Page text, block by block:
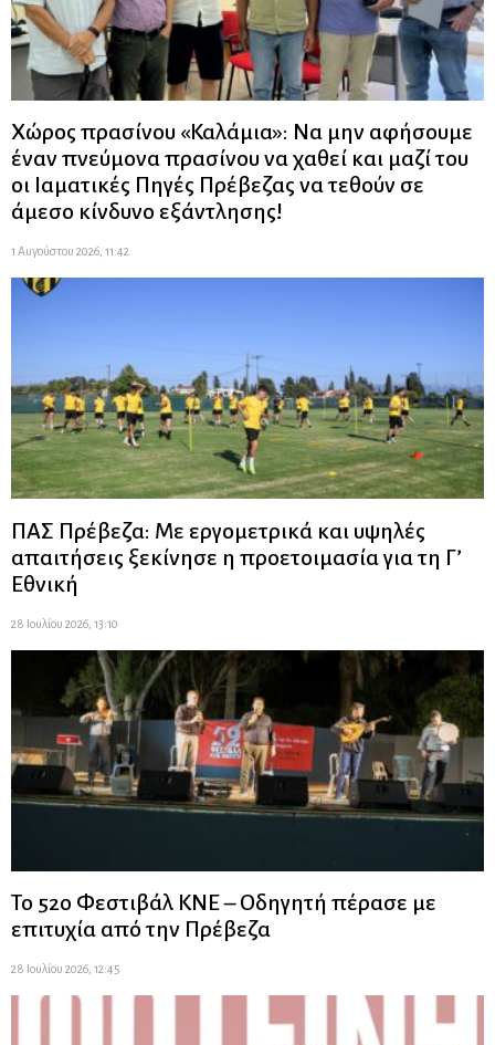
Χώρος πρασίνου «Καλάμια»: Να μην αφήσουμε
έναν πνεύμονα πρασίνου να χαθεί και μαζί του
οι Ιαματικές Πηγές Πρέβεζας να τεθούν σε
άμεσο κίνδυνο εξάντλησης!
1 Αυγούστου 2026, 11:42
ΠΑΣ Πρέβεζα: Με εργομετρικά και υψηλές
απαιτήσεις ξεκίνησε η προετοιμασία για τη Γ’
Εθνική
28 Ιουλίου 2026, 13:10
Το 52ο Φεστιβάλ ΚΝΕ – Οδηγητή πέρασε με
επιτυχία από την Πρέβεζα
28 Ιουλίου 2026, 12:45